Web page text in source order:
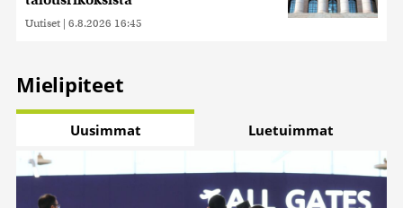
Uutiset | 6.8.2026 16:45
Mielipiteet
Uusimmat Luetuimmat